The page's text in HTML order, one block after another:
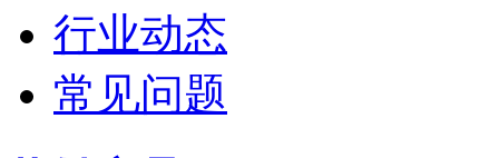
行业动态
常见问题